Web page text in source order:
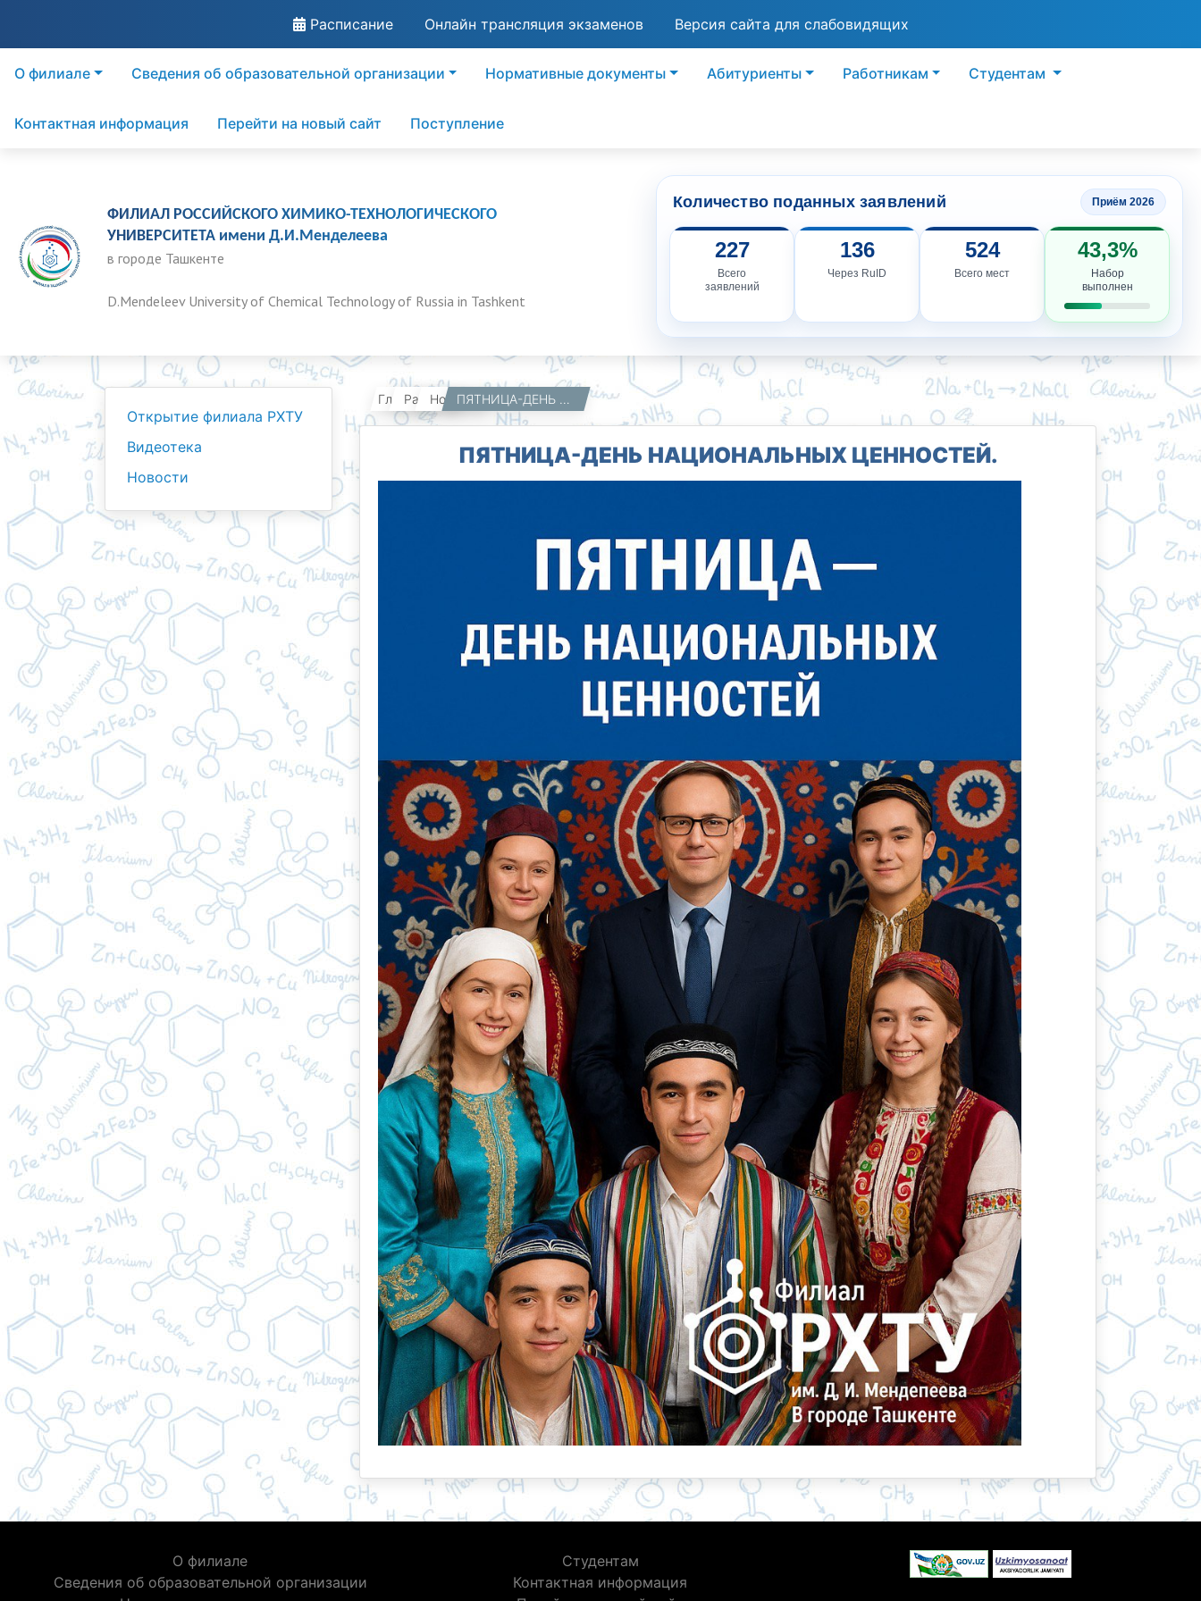
Расписание Онлайн трансляция экзаменов Версия сайта для слабовидящих
О филиале Сведения об образовательной организации Нормативные документы Абитуриенты Работникам Студентам
Контактная информация Перейти на новый сайт Поступление
ФИЛИАЛ РОССИЙСКОГО ХИМИКО-ТЕХНОЛОГИЧЕСКОГО
УНИВЕРСИТЕТА имени Д.И.Менделеева
в городе Ташкенте
D.Mendeleev University of Chemical Technology of Russia in Tashkent
Количество поданных заявлений Приём 2026
227
Всего
заявлений
136
Через RuID
524
Всего мест
43,3%
Набор
выполнен
Открытие филиала РХТУ
Видеотека
Новости
Главная Работникам Новости ПЯТНИЦА-ДЕНЬ НАЦИОНАЛЬНЫХ ЦЕННОСТЕЙ.
ПЯТНИЦА-ДЕНЬ НАЦИОНАЛЬНЫХ ЦЕННОСТЕЙ.
О филиале
Сведения об образовательной организации
Студентам
Контактная информация